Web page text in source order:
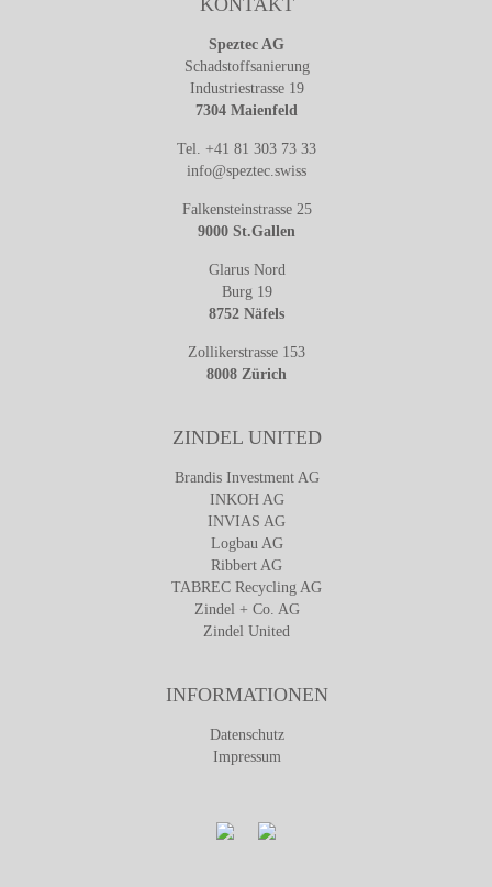
KONTAKT
Speztec AG
Schadstoffsanierung
Industriestrasse 19
7304 Maienfeld
Tel. +41 81 303 73 33
info@speztec.swiss
Falkensteinstrasse 25
9000 St.Gallen
Glarus Nord
Burg 19
8752 Näfels
Zollikerstrasse 153
8008 Zürich
ZINDEL UNITED
Brandis Investment AG
INKOH AG
INVIAS AG
Logbau AG
Ribbert AG
TABREC Recycling AG
Zindel + Co. AG
Zindel United
INFORMATIONEN
Datenschutz
Impressum